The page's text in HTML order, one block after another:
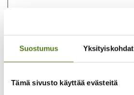
Suostumus Yksityiskohdat
Tämä sivusto käyttää evästeitä